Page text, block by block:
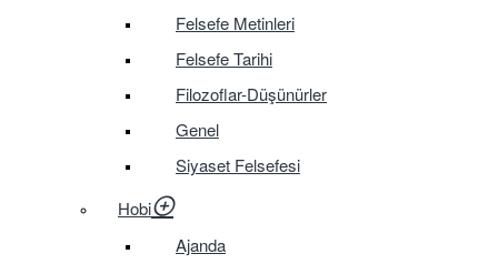
Felsefe Metinleri
Felsefe Tarihi
Filozoflar-Düşünürler
Genel
Siyaset Felsefesi
Hobi
Ajanda